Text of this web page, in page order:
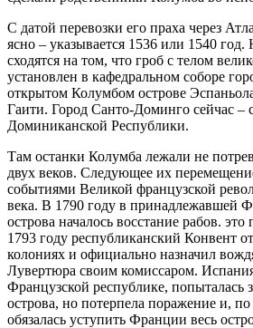
С датой перевозки его праха через
ясно – указывается 1536 или 1540
сходятся на том, что гроб с телом
установлен в кафедральном соборе
открытом Колумбом острове
Гаити. Город Санто-Доминго сейчас –
Доминиканской Республики.
Там останки Колумба лежали не
двух веков. Следующее их
событиями Великой французской
века. В 1790 году в принадлежавшей
острова началось восстание рабов.
1793 году республиканский Конвент
колониях и официально назначил
Лувертюра своим комиссаром.
Французской республике, попыталась
острова, но потерпела поражение и,
обязалась уступить Франции весь